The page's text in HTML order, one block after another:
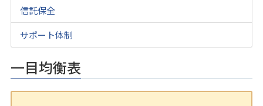
信託保全
サポート体制
一目均衡表